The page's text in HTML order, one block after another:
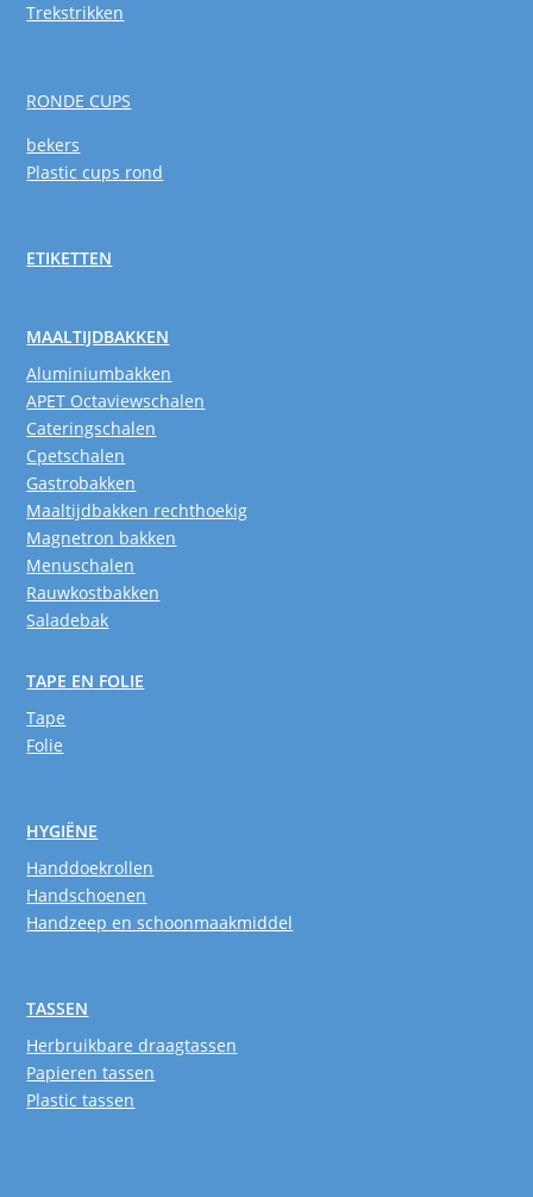
Trekstrikken
RONDE CUPS
bekers
Plastic cups rond
ETIKETTEN
MAALTIJDBAKKEN
Aluminiumbakken
APET Octaviewschalen
Cateringschalen
Cpetschalen
Gastrobakken
Maaltijdbakken rechthoekig
Magnetron bakken
Menuschalen
Rauwkostbakken
Saladebak
TAPE EN FOLIE
Tape
Folie
HYGIËNE
Handdoekrollen
Handschoenen
Handzeep en schoonmaakmiddel
TASSEN
Herbruikbare draagtassen
Papieren tassen
Plastic tassen